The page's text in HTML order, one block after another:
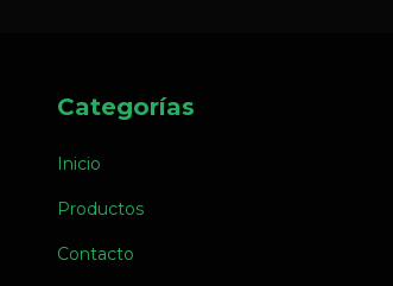
Categorías
Inicio
Productos
Contacto